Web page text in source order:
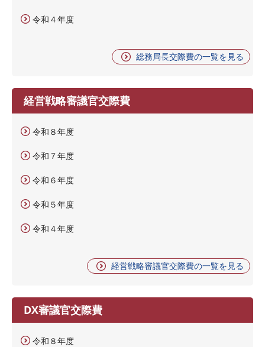
令和４年度
総務局長交際費の一覧を見る
経営戦略審議官交際費
令和８年度
令和７年度
令和６年度
令和５年度
令和４年度
経営戦略審議官交際費の一覧を見る
DX審議官交際費
令和８年度